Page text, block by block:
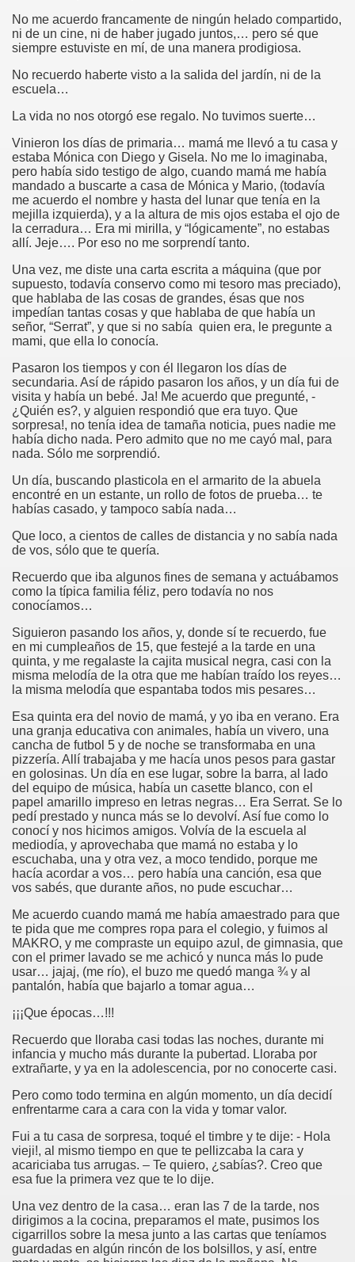
No me acuerdo francamente de ningún helado compartido,
ni de un cine, ni de haber jugado juntos,… pero sé que
siempre estuviste en mí, de una manera prodigiosa.
No recuerdo haberte visto a la salida del jardín, ni de la
escuela…
La vida no nos otorgó ese regalo. No tuvimos suerte…
Vinieron los días de primaria… mamá me llevó a tu casa y
estaba Mónica con Diego y Gisela. No me lo imaginaba,
pero había sido testigo de algo, cuando mamá me había
mandado a buscarte a casa de Mónica y Mario, (todavía
me acuerdo el nombre y hasta del lunar que tenía en la
mejilla izquierda), y a la altura de mis ojos estaba el ojo de
la cerradura… Era mi mirilla, y “lógicamente”, no estabas
allí. Jeje…. Por eso no me sorprendí tanto.
Una vez, me diste una carta escrita a máquina (que por
supuesto, todavía conservo como mi tesoro mas preciado),
que hablaba de las cosas de grandes, ésas que nos
impedían tantas cosas y que hablaba de que había un
señor, “Serrat”, y que si no sabía quien era, le pregunte a
mami, que ella lo conocía.
Pasaron los tiempos y con él llegaron los días de
secundaria. Así de rápido pasaron los años, y un día fui de
visita y había un bebé. Ja! Me acuerdo que pregunté, -
¿Quién es?, y alguien respondió que era tuyo. Que
sorpresa!, no tenía idea de tamaña noticia, pues nadie me
había dicho nada. Pero admito que no me cayó mal, para
nada. Sólo me sorprendió.
Un día, buscando plasticola en el armarito de la abuela
encontré en un estante, un rollo de fotos de prueba… te
habías casado, y tampoco sabía nada…
Que loco, a cientos de calles de distancia y no sabía nada
de vos, sólo que te quería.
Recuerdo que iba algunos fines de semana y actuábamos
como la típica familia féliz, pero todavía no nos
conocíamos…
Siguieron pasando los años, y, donde sí te recuerdo, fue
en mi cumpleaños de 15, que festejé a la tarde en una
quinta, y me regalaste la cajita musical negra, casi con la
misma melodía de la otra que me habían traído los reyes…
la misma melodía que espantaba todos mis pesares…
Esa quinta era del novio de mamá, y yo iba en verano. Era
una granja educativa con animales, había un vivero, una
cancha de futbol 5 y de noche se transformaba en una
pizzería. Allí trabajaba y me hacía unos pesos para gastar
en golosinas. Un día en ese lugar, sobre la barra, al lado
del equipo de música, había un casette blanco, con el
papel amarillo impreso en letras negras… Era Serrat. Se lo
pedí prestado y nunca más se lo devolví. Así fue como lo
conocí y nos hicimos amigos. Volvía de la escuela al
mediodía, y aprovechaba que mamá no estaba y lo
escuchaba, una y otra vez, a moco tendido, porque me
hacía acordar a vos… pero había una canción, esa que
vos sabés, que durante años, no pude escuchar…
Me acuerdo cuando mamá me había amaestrado para que
te pida que me compres ropa para el colegio, y fuimos al
MAKRO, y me compraste un equipo azul, de gimnasia, que
con el primer lavado se me achicó y nunca más lo pude
usar… jajaj, (me río), el buzo me quedó manga ¾ y al
pantalón, había que bajarlo a tomar agua…
¡¡¡Que épocas…!!!
Recuerdo que lloraba casi todas las noches, durante mi
infancia y mucho más durante la pubertad. Lloraba por
extrañarte, y ya en la adolescencia, por no conocerte casi.
Pero como todo termina en algún momento, un día decidí
enfrentarme cara a cara con la vida y tomar valor.
Fui a tu casa de sorpresa, toqué el timbre y te dije: - Hola
vieji!, al mismo tiempo en que te pellizcaba la cara y
acariciaba tus arrugas. – Te quiero, ¿sabías?. Creo que
esa fue la primera vez que te lo dije.
Una vez dentro de la casa… eran las 7 de la tarde, nos
dirigimos a la cocina, preparamos el mate, pusimos los
cigarrillos sobre la mesa junto a las cartas que teníamos
guardadas en algún rincón de los bolsillos, y así, entre